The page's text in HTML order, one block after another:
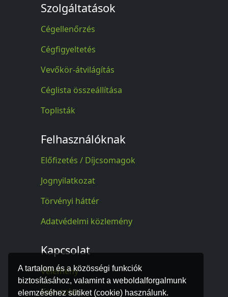
A tartalom és a közösségi funkciók
biztosításához, valamint a weboldalforgalmunk
elemzéséhez sütiket (cookie) használunk.
Szolgáltatások
Cégellenőrzés
Cégfigyeltetés
Vevőkör-átvilágítás
Céglista összeállítása
Toplisták
Felhasználóknak
Előfizetés / Díjcsomagok
Jognyilatkozat
Törvényi háttér
Adatvédelmi közlemény
Kapcsolat
Vélemény
Kapcsolat